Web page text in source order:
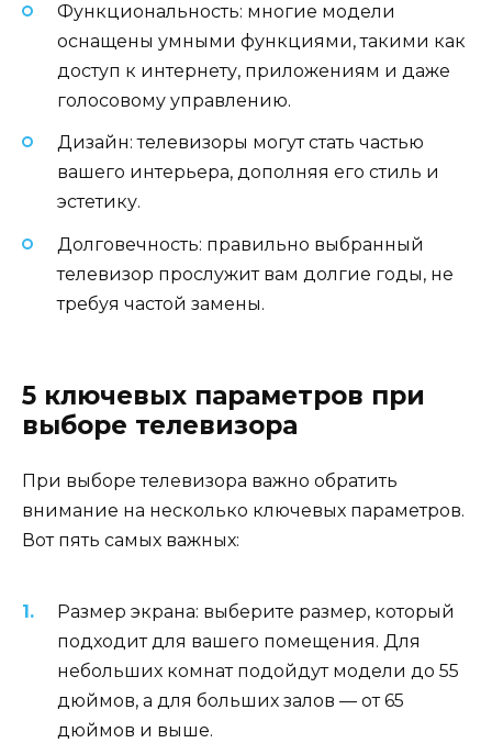
Функциональность: многие модели
оснащены умными функциями, такими как
доступ к интернету, приложениям и даже
голосовому управлению.
Дизайн: телевизоры могут стать частью
вашего интерьера, дополняя его стиль и
эстетику.
Долговечность: правильно выбранный
телевизор прослужит вам долгие годы, не
требуя частой замены.
5 ключевых параметров при
выборе телевизора
При выборе телевизора важно обратить
внимание на несколько ключевых параметров.
Вот пять самых важных:
Размер экрана: выберите размер, который
подходит для вашего помещения. Для
небольших комнат подойдут модели до 55
дюймов, а для больших залов — от 65
дюймов и выше.